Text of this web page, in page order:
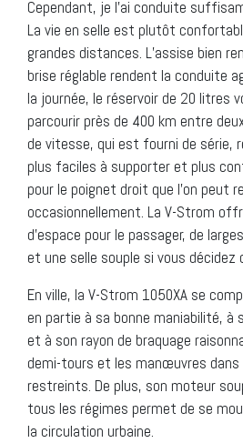
Cependant, je l’ai conduite
La vie en selle est plutôt
grandes distances. L’assise bien
brise réglable rendent la conduite
la journée, le réservoir de 20 litres
parcourir près de 400 km entre
de vitesse, qui est fourni de série,
plus faciles à supporter et plus
pour le poignet droit que l’on peut
occasionnellement. La V-Strom
d’espace pour le passager, de
et une selle souple si vous décidez
En ville, la V-Strom 1050XA se
en partie à sa bonne maniabilité, à
et à son rayon de braquage
demi-tours et les manœuvres dans
restreints. De plus, son moteur
tous les régimes permet de se
la circulation urbaine.